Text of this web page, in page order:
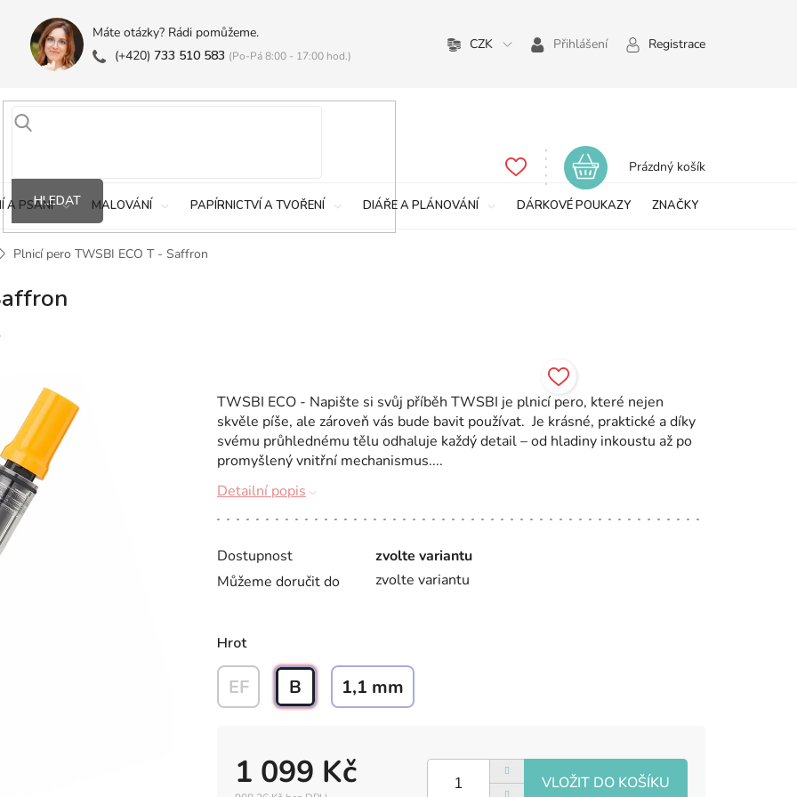
Máte otázky? Rádi pomůžeme.
(+420) 733 510 583 (Po-Pá 8:00 - 17:00 hod.)
CZK Přihlášení Registrace
HLEDAT
Nákupní
Prázdný košík
A PSANÍ MALOVÁNÍ PAPÍRNICTVÍ A TVOŘENÍ DIÁŘE A PLÁNOVÁNÍ DÁRKOVÉ POUKAZY ZNAČKY
Plnicí pero TWSBI ECO T - Saffron
Dostupnost
zvolte variantu
Můžeme doručit do
zvolte variantu
1 099 Kč
Hrot
EF B 1,1 mm
TWSBI ECO - Napište si svůj příběh TWSBI je plnicí pero, které nejen
skvěle píše, ale zároveň vás bude bavit používat. Je krásné, praktické a díky
svému průhlednému tělu odhaluje každý detail – od hladiny inkoustu až po
promyšlený vnitřní mechanismus....
Detailní popis